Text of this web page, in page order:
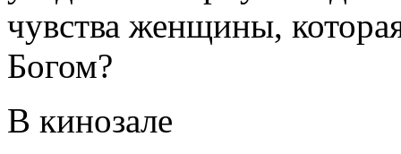
чувства женщины,
Богом?
В кинозале